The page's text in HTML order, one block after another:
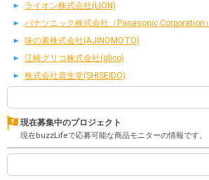
ライオン株式会社(LION)
パナソニック株式会社（Panasonic Corporation）
味の素株式会社(AJINOMOTO)
江崎グリコ株式会社(glico)
株式会社資生堂(SHISEIDO)
現在募集中のプロジェクト
現在buzzLifeで応募可能な商品モニターの情報です。